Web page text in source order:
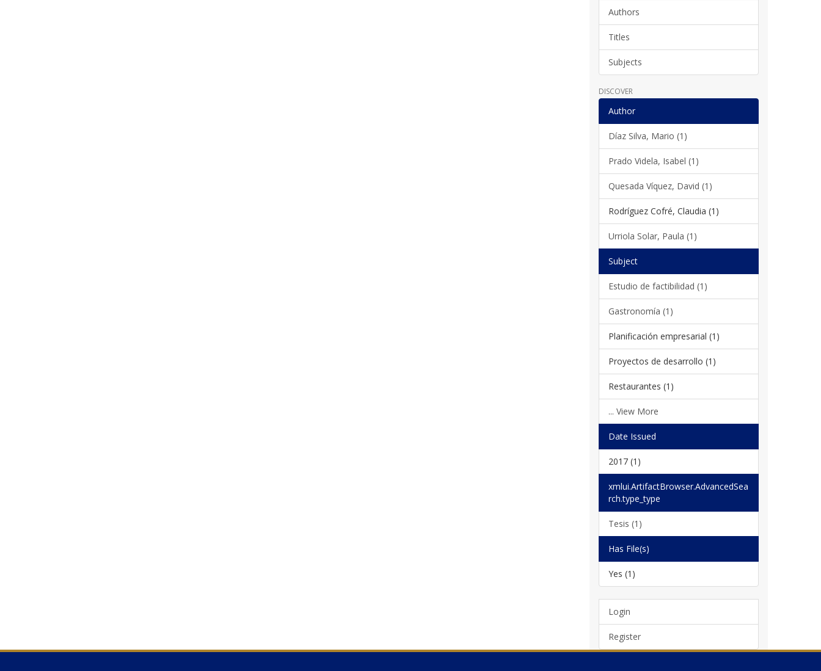
Authors
Titles
Subjects
DISCOVER
Author
Díaz Silva, Mario (1)
Prado Videla, Isabel (1)
Quesada Víquez, David (1)
Rodríguez Cofré, Claudia (1)
Urriola Solar, Paula (1)
Subject
Estudio de factibilidad (1)
Gastronomía (1)
Planificación empresarial (1)
Proyectos de desarrollo (1)
Restaurantes (1)
... View More
Date Issued
2017 (1)
xmlui.ArtifactBrowser.AdvancedSea
rch.type_type
Tesis (1)
Has File(s)
Yes (1)
Login
Register